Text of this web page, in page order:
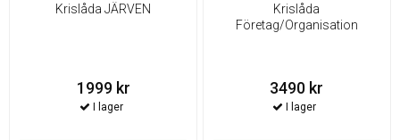
Krislåda JÄRVEN
1999 kr
Krislåda
Företag/Organisation
3490 kr